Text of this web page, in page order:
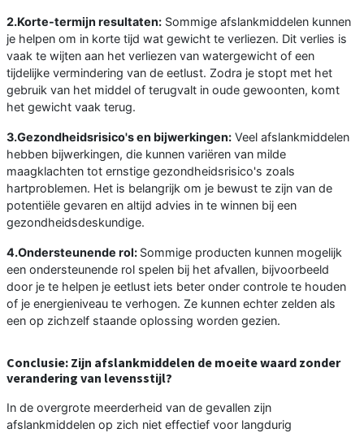
2.Korte-termijn resultaten: Sommige afslankmiddelen kunnen
je helpen om in korte tijd wat gewicht te verliezen. Dit verlies is
vaak te wijten aan het verliezen van watergewicht of een
tijdelijke vermindering van de eetlust. Zodra je stopt met het
gebruik van het middel of terugvalt in oude gewoonten, komt
het gewicht vaak terug.
3.Gezondheidsrisico's en bijwerkingen: Veel afslankmiddelen
hebben bijwerkingen, die kunnen variëren van milde
maagklachten tot ernstige gezondheidsrisico's zoals
hartproblemen. Het is belangrijk om je bewust te zijn van de
potentiële gevaren en altijd advies in te winnen bij een
gezondheidsdeskundige.
4.Ondersteunende rol: Sommige producten kunnen mogelijk
een ondersteunende rol spelen bij het afvallen, bijvoorbeeld
door je te helpen je eetlust iets beter onder controle te houden
of je energieniveau te verhogen. Ze kunnen echter zelden als
een op zichzelf staande oplossing worden gezien.
Conclusie: Zijn afslankmiddelen de moeite waard zonder
verandering van levensstijl?
In de overgrote meerderheid van de gevallen zijn
afslankmiddelen op zich niet effectief voor langdurig